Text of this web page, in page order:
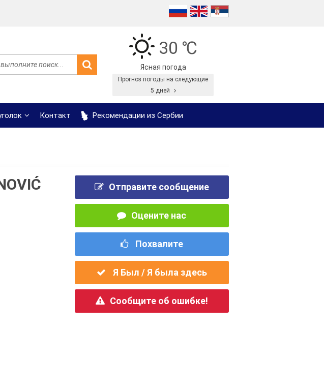
30 ℃
Ясная погода
Прогноз погоды на следующие
5 дней
Контакт Рекомендации из Сербии
Отправите сообщение
Оцените нас
Похвалите
Я Был / Я была здесь
Сообщите об ошибке!